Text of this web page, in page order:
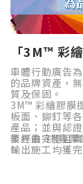
「3M™ 彩
車體行動廣告
的品牌資產，
質及保固。
3M™ 彩繪膠膜
板面、鉚釘等
產品；並與認
後經由 3M專
業界最完整且
輸出施工均獲